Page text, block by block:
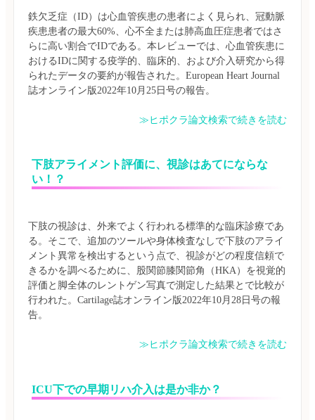
鉄欠乏症（ID）は心血管疾患の患者によく見られ、冠動脈
疾患患者の最大60%、心不全または肺高血圧症患者ではさ
らに高い割合でIDである。本レビューでは、心血管疾患に
おけるIDに関する疫学的、臨床的、および介入研究から得
られたデータの要約が報告された。European Heart Journal
≫ヒポクラ論文検索で続きを読む
下肢アライメント評価に、視診はあてにならな
い！？
下肢の視診は、外来でよく行われる標準的な臨床診療であ
る。そこで、追加のツールや身体検査なしで下肢のアライ
メント異常を検出するという点で、視診がどの程度信頼で
きるかを調べるために、股関節膝関節角（HKA）を視覚的
評価と脚全体のレントゲン写真で測定した結果とで比較が
行われた。Cartilage誌オンライン版2022年10月28日号の報
≫ヒポクラ論文検索で続きを読む
ICU下での早期リハ介入は是か非か？